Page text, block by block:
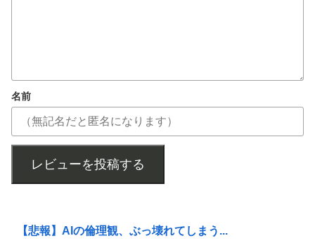
名前
レビューを投稿する
【悲報】AIの倫理観、ぶっ壊れてしまう...